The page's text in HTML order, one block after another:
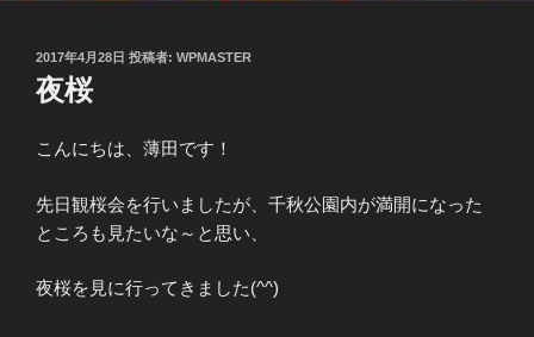
投
稿
日:
2017年4月28日 投稿者: WPMASTER
夜桜
こんにちは、薄田です！
先日観桜会を行いましたが、千秋公園内が満開になった
ところも見たいな～と思い、
夜桜を見に行ってきました(^^)